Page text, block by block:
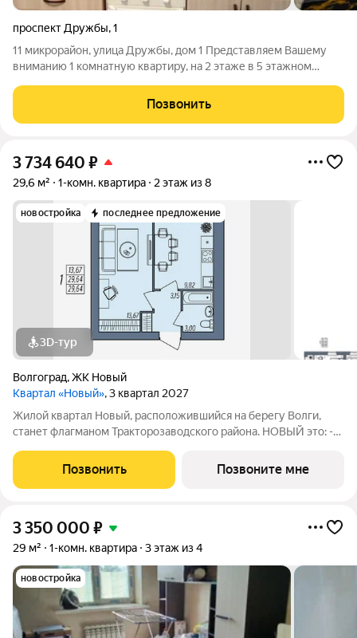
проспект Дружбы,1
11 микрорайон, улица Дружбы, дом 1 Представляем Вашему
вниманию 1 комнатную квартиру, на 2 этаже в 5 этажном
балкона. Сан.узел совмещенный. Пластиковые окна, новый
линолеум. Установлены
Позвонить
3 734 640 ₽
29,6 м² 1-комн. квартира 2 этаж из 8
новостройка последнее предложение
3D-тур
Волгоград,ЖК Новый
Квартал «Новый», 3 квартал 2027
Жилой квартал Новый, расположившийся на берегу Волги,
станет флагманом Тракторозаводского района. НОВЫЙ это: -
с панорамными видами на реку и масштабное собственное
благоустройство. - Проект
Позвонить Позвоните мне
3 350 000 ₽
29 м² 1-комн. квартира 3 этаж из 4
новостройка